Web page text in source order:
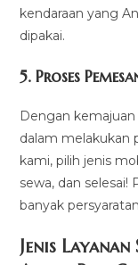
kendaraan yang
dipakai.
5.Proses
Dengan
dalam melakukan
kami, pilih jenis
sewa, dan selesai!
banyak
Jenis